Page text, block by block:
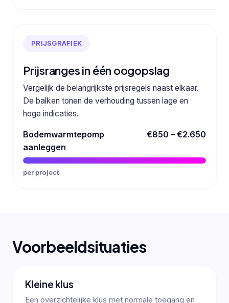
PRIJSGRAFIEK
Prijsranges in één oogopslag
Vergelijk de belangrijkste prijsregels naast elkaar.
De balken tonen de verhouding tussen lage en
hoge indicaties.
Bodemwarmtepomp
aanleggen
€850 – €2.650
per project
Voorbeeldsituaties
Kleine klus
Een overzichtelijke klus met normale toegang en